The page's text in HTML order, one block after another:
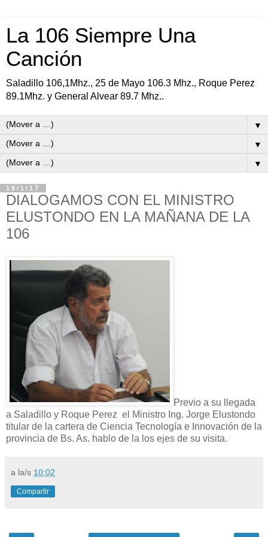
La 106 Siempre Una
Canción
Saladillo 106,1Mhz., 25 de Mayo 106.3 Mhz., Roque Perez
89.1Mhz. y General Alvear 89.7 Mhz..
▼
▼
▼
19/1/17
DIALOGAMOS CON EL MINISTRO
ELUSTONDO EN LA MAÑANA DE LA
106
Previo a su llegada
a Saladillo y Roque Perez el Ministro Ing. Jorge Elustondo
titular de la cartera de Ciencia Tecnología e Innovación de la
provincia de Bs. As. hablo de la los ejes de su visita.
a la/s 10:02
Compartir